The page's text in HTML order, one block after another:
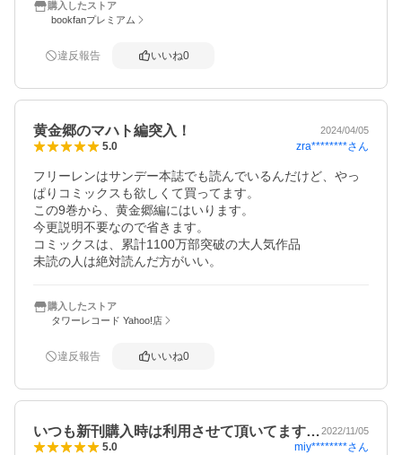
購入したストア
bookfanプレミアム
違反報告 いいね0
黄金郷のマハト編突入！ 2024/04/05
5.0 zra********さん
フリーレンはサンデー本誌でも読んでいるんだけど、やっ
ぱりコミックスも欲しくて買ってます。
この9巻から、黄金郷編にはいります。
今更説明不要なので省きます。
コミックスは、累計1100万部突破の大人気作品
未読の人は絶対読んだ方がいい。
購入したストア
タワーレコード Yahoo!店
違反報告 いいね0
いつも新刊購入時は利用させて頂いてます…2022/11/05
5.0 miy********さん